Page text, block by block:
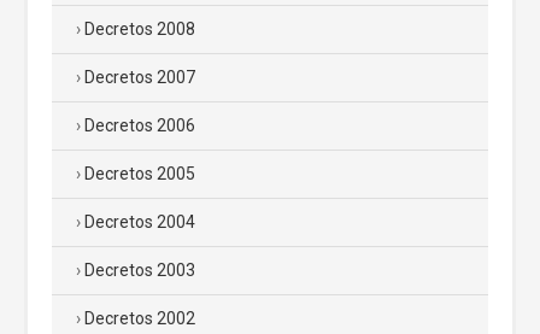
Decretos 2008
Decretos 2007
Decretos 2006
Decretos 2005
Decretos 2004
Decretos 2003
Decretos 2002